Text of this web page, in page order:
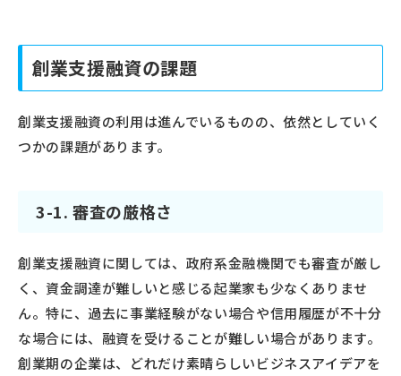
創業支援融資の課題
創業支援融資の利用は進んでいるものの、依然としていく
つかの課題があります。
3-1. 審査の厳格さ
創業支援融資に関しては、政府系金融機関でも審査が厳し
く、資金調達が難しいと感じる起業家も少なくありませ
ん。特に、過去に事業経験がない場合や信用履歴が不十分
な場合には、融資を受けることが難しい場合があります。
創業期の企業は、どれだけ素晴らしいビジネスアイデアを